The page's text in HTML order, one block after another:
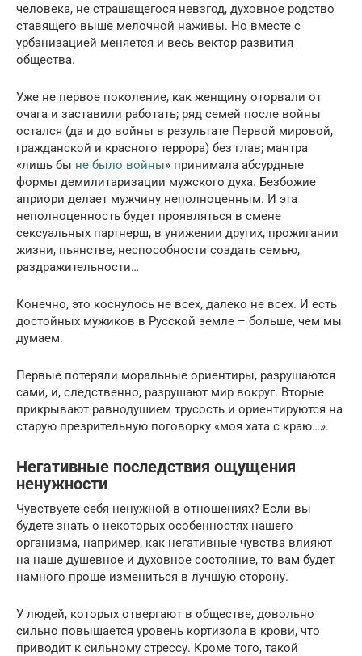
человека, не страшащегося невзгод, духовное родство
ставящего выше мелочной наживы. Но вместе с
урбанизацией меняется и весь вектор развития
общества.
Уже не первое поколение, как женщину оторвали от
очага и заставили работать; ряд семей после войны
остался (да и до войны в результате Первой мировой,
гражданской и красного террора) без глав; мантра
«лишь бы не было войны» принимала абсурдные
формы демилитаризации мужского духа. Безбожие
априори делает мужчину неполноценным. И эта
неполноценность будет проявляться в смене
сексуальных партнерш, в унижении других, прожигании
жизни, пьянстве, неспособности создать семью,
раздражительности…
Конечно, это коснулось не всех, далеко не всех. И есть
достойных мужиков в Русской земле – больше, чем мы
думаем.
Первые потеряли моральные ориентиры, разрушаются
сами, и, следственно, разрушают мир вокруг. Вторые
прикрывают равнодушием трусость и ориентируются на
старую презрительную поговорку «моя хата с краю…».
Негативные последствия ощущения
ненужности
Чувствуете себя ненужной в отношениях? Если вы
будете знать о некоторых особенностях нашего
организма, например, как негативные чувства влияют
на наше душевное и духовное состояние, то вам будет
намного проще измениться в лучшую сторону.
У людей, которых отвергают в обществе, довольно
сильно повышается уровень кортизола в крови, что
приводит к сильному стрессу. Кроме того, такой